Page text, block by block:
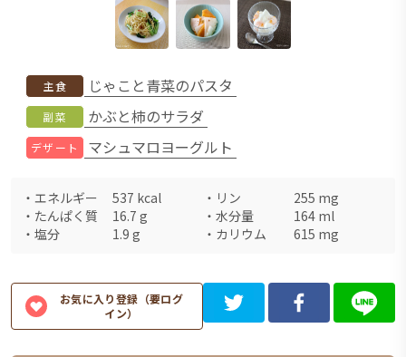
主食 じゃこと青菜のパスタ
副菜 かぶと柿のサラダ
デザート マシュマロヨーグルト
・ エネルギー 537 kcal ・ リン 255 mg
・ たんぱく質 16.7 g ・ 水分量 164 ml
・ 塩分 1.9 g ・ カリウム 615 mg
お気に入り登録（要ログ
イン）